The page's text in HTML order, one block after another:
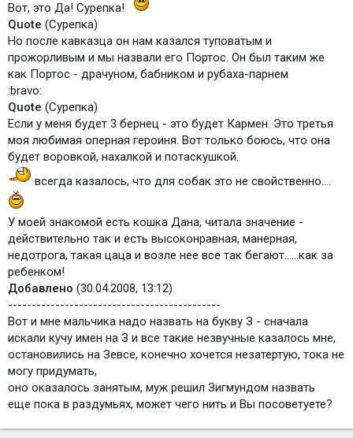
Вот, это Да! Сурепка!
Quote (Сурепка)
Но после кавказца он нам казался туповатым и
прожорливым и мы назвали его Портос. Он был таким же
как Портос - драчуном, бабником и рубаха-парнем
:bravo:
Quote (Сурепка)
Если у меня будет 3 бернец - это будет Кармен. Это третья
моя любимая оперная героиня. Вот только боюсь, что она
будет воровкой, нахалкой и потаскушкой.
всегда казалось, что для собак это не свойственно....
У моей знакомой есть кошка Дана, читала значение -
действительно так и есть высоконравная, манерная,
недотрога, такая цаца и возле нее все так бегают......как за
ребенком!
Добавлено (30.04.2008, 13:12)
---------------------------------------------
Вот и мне мальчика надо назвать на букву З - сначала
искали кучу имен на З и все такие незвучные казалось мне,
остановились на Зевсе, конечно хочется незатертую, тока не
могу придумать,
оно оказалось занятым, муж решил Зигмундом назвать
еще пока в раздумьях, может чего нить и Вы посоветуете?